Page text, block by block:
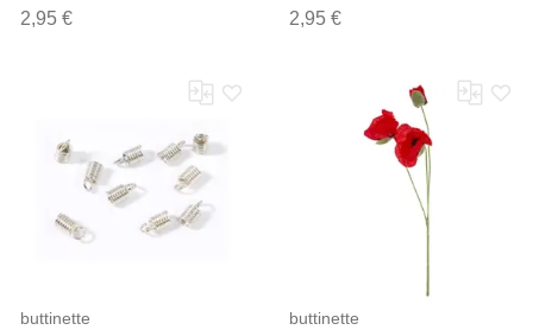
pièces
2,95 €
2,95 €
buttinette buttinette